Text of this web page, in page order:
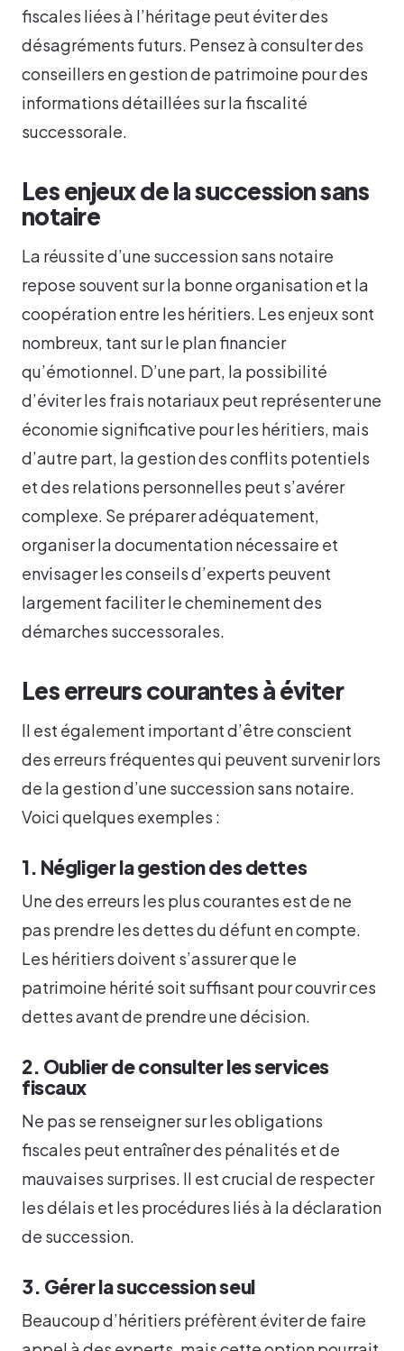
fiscales liées à l’héritage peut éviter des
désagréments futurs. Pensez à consulter des
conseillers en gestion de patrimoine pour des
informations détaillées sur la fiscalité
successorale.
Les enjeux de la succession sans
notaire
La réussite d’une succession sans notaire
repose souvent sur la bonne organisation et la
coopération entre les héritiers. Les enjeux sont
nombreux, tant sur le plan financier
qu’émotionnel. D’une part, la possibilité
d’éviter les frais notariaux peut représenter une
économie significative pour les héritiers, mais
d’autre part, la gestion des conflits potentiels
et des relations personnelles peut s’avérer
complexe. Se préparer adéquatement,
organiser la documentation nécessaire et
envisager les conseils d’experts peuvent
largement faciliter le cheminement des
démarches successorales.
Les erreurs courantes à éviter
Il est également important d’être conscient
des erreurs fréquentes qui peuvent survenir lors
de la gestion d’une succession sans notaire.
Voici quelques exemples :
1. Négliger la gestion des dettes
Une des erreurs les plus courantes est de ne
pas prendre les dettes du défunt en compte.
Les héritiers doivent s’assurer que le
patrimoine hérité soit suffisant pour couvrir ces
dettes avant de prendre une décision.
2. Oublier de consulter les services
fiscaux
Ne pas se renseigner sur les obligations
fiscales peut entraîner des pénalités et de
mauvaises surprises. Il est crucial de respecter
les délais et les procédures liés à la déclaration
de succession.
3. Gérer la succession seul
Beaucoup d’héritiers préfèrent éviter de faire